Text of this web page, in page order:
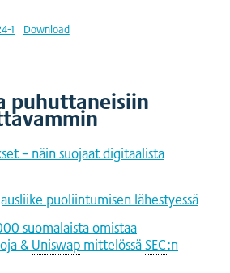
1 Download
puhuttaneisiin
– näin suojaat digitaalista
puoliintumisen lähestyessä
suomalaista omistaa
&UniswapmittelössäSEC:n